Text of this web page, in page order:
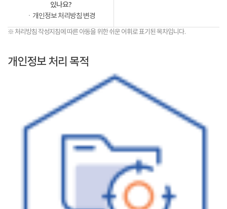
있나요?
ㆍ개인정보 처리방침 변경
※ 처리방침 작성지침에 따른 아동을 위한 쉬운 어휘로 표기된 목차입니다.
개인정보 처리 목적